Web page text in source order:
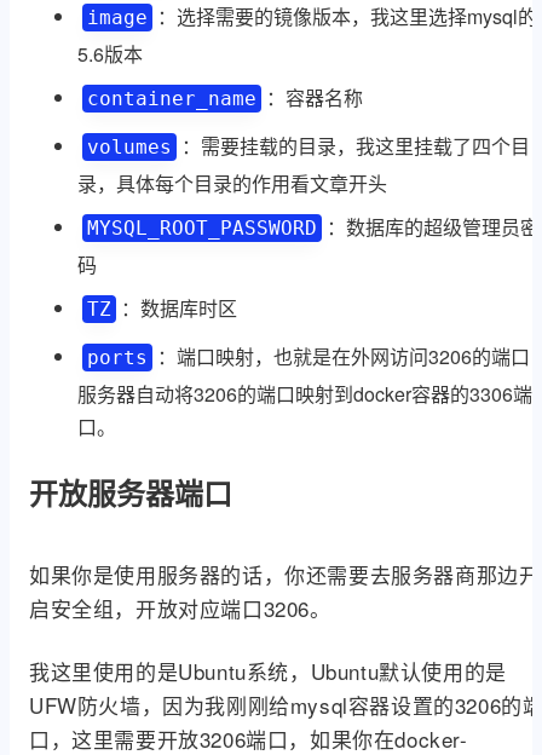
image
：选择需要的镜像版本，我这里选择mysql的
5.6版本
container_name ：容器名称
volumes
：需要挂载的目录，我这里挂载了四个目
录，具体每个目录的作用看文章开头
MYSQL_ROOT_PASSWORD
：数据库的超级管理员密
码
TZ ：数据库时区
ports
：端口映射，也就是在外网访问3206的端口
服务器自动将3206的端口映射到docker容器的3306端
口。
开放服务器端口
如果你是使用服务器的话，你还需要去服务器商那边开
启安全组，开放对应端口3206。
我这里使用的是Ubuntu系统，Ubuntu默认使用的是
UFW防火墙，因为我刚刚给mysql容器设置的3206的
口，这里需要开放3206端口，如果你在docker-